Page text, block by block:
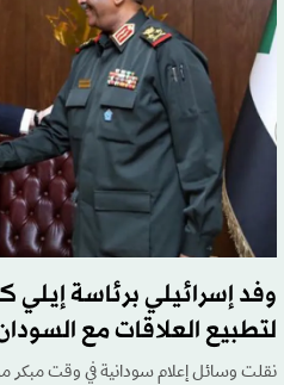
وفد إسرائيلي برئاسة
لتطبيع العلاقات مع
نقلت وسائل إعلام سودانية في وقت مبكر